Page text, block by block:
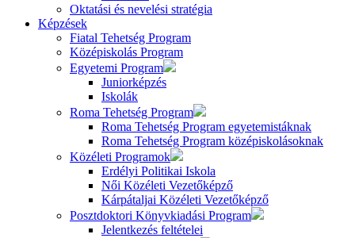
Oktatási és nevelési stratégia
Képzések
Fiatal Tehetség Program
Középiskolás Program
Egyetemi Program
Juniorképzés
Iskolák
Roma Tehetség Program
Roma Tehetség Program egyetemistáknak
Roma Tehetség Program középiskolásoknak
Közéleti Programok
Erdélyi Politikai Iskola
Női Közéleti Vezetőképző
Kárpátaljai Közéleti Vezetőképző
Posztdoktori Könyvkiadási Program
Jelentkezés feltételei